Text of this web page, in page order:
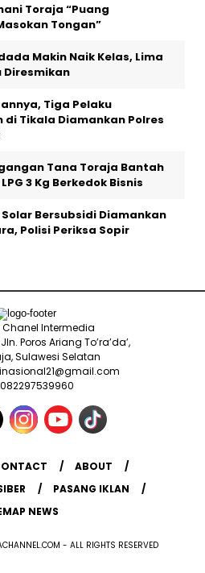
Toraja “Puang
Tongan”
Makin Naik Kelas, Lima
Diresmikan
Tiga Pelaku
di Tikala Diamankan Polres
Tana Toraja Bantah
3 Kg Berkedok Bisnis
Bersubsidi Diamankan
Polisi Periksa Sopir
Chanel Intermedia
Poros Ariang To’ra’da’,
Sulawesi Selatan
ABOUT
PASANG IKLAN
NEWS
- ALL RIGHTS RESERVED